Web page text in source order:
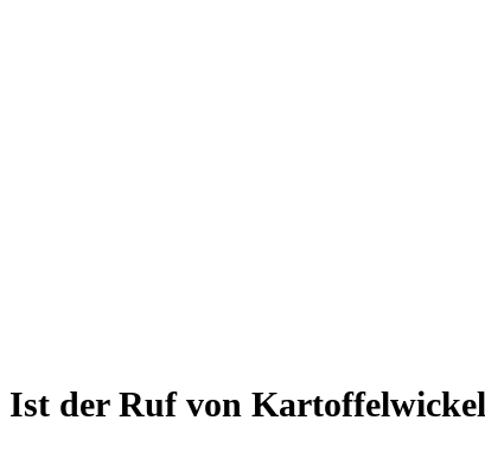
Ist der Ruf von